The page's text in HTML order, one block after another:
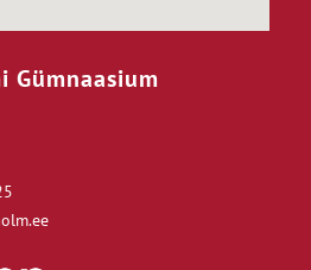
Gümnaasium